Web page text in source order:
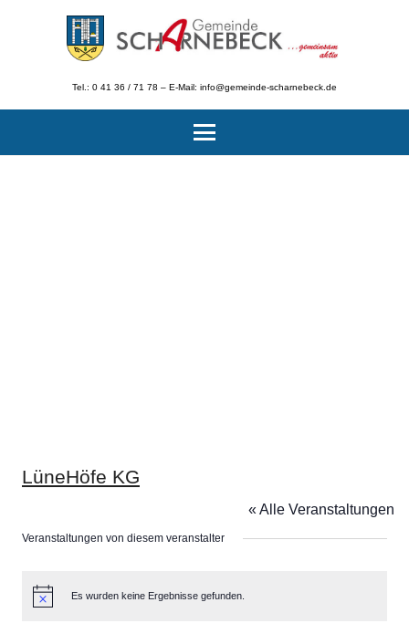
Tel.: 0 41 36 / 71 78 – E-Mail: info@gemeinde-scharnebeck.de
LüneHöfe KG
« Alle Veranstaltungen
Veranstaltungen von diesem veranstalter
Hinweis Es wurden keine Ergebnisse gefunden.